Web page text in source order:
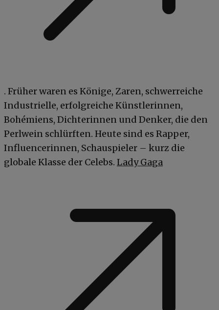
. Früher waren es Könige, Zaren, schwerreiche
Industrielle, erfolgreiche Künstlerinnen,
Bohémiens, Dichterinnen und Denker, die den
Perlwein schlürften. Heute sind es Rapper,
Influencerinnen, Schauspieler – kurz die
globale Klasse der Celebs. Lady Gaga